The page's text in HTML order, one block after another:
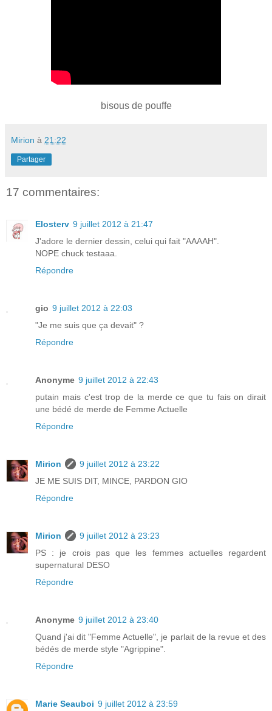
bisous de pouffe
Mirion à 21:22
Partager
17 commentaires:
Elosterv 9 juillet 2012 à 21:47
J'adore le dernier dessin, celui qui fait "AAAAH".
NOPE chuck testaaa.
Répondre
gio 9 juillet 2012 à 22:03
"Je me suis que ça devait" ?
Répondre
Anonyme 9 juillet 2012 à 22:43
putain mais c'est trop de la merde ce que tu fais on dirait
une bédé de merde de Femme Actuelle
Répondre
Mirion
9 juillet 2012 à 23:22
JE ME SUIS DIT, MINCE, PARDON GIO
Répondre
Mirion
9 juillet 2012 à 23:23
PS : je crois pas que les femmes actuelles regardent
supernatural DESO
Répondre
Anonyme 9 juillet 2012 à 23:40
Quand j'ai dit "Femme Actuelle", je parlait de la revue et des
bédés de merde style "Agrippine".
Répondre
Marie Seauboi 9 juillet 2012 à 23:59